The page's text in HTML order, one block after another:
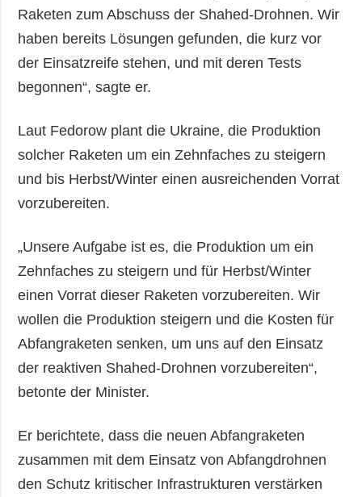
Raketen zum Abschuss der Shahed-Drohnen. Wir
haben bereits Lösungen gefunden, die kurz vor
der Einsatzreife stehen, und mit deren Tests
begonnen“, sagte er.
Laut Fedorow plant die Ukraine, die Produktion
solcher Raketen um ein Zehnfaches zu steigern
und bis Herbst/Winter einen ausreichenden Vorrat
vorzubereiten.
„Unsere Aufgabe ist es, die Produktion um ein
Zehnfaches zu steigern und für Herbst/Winter
einen Vorrat dieser Raketen vorzubereiten. Wir
wollen die Produktion steigern und die Kosten für
Abfangraketen senken, um uns auf den Einsatz
der reaktiven Shahed-Drohnen vorzubereiten“,
betonte der Minister.
Er berichtete, dass die neuen Abfangraketen
zusammen mit dem Einsatz von Abfangdrohnen
den Schutz kritischer Infrastrukturen verstärken